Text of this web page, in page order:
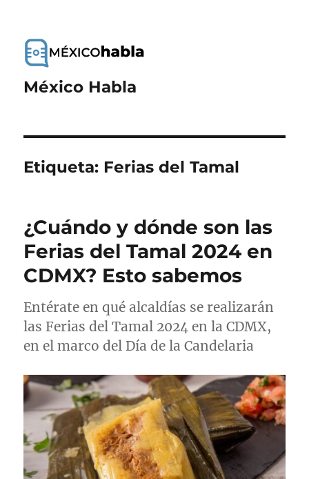
México Habla
Etiqueta: Ferias del Tamal
¿Cuándo y dónde son las
Ferias del Tamal 2024 en
CDMX? Esto sabemos
Entérate en qué alcaldías se realizarán
las Ferias del Tamal 2024 en la CDMX,
en el marco del Día de la Candelaria